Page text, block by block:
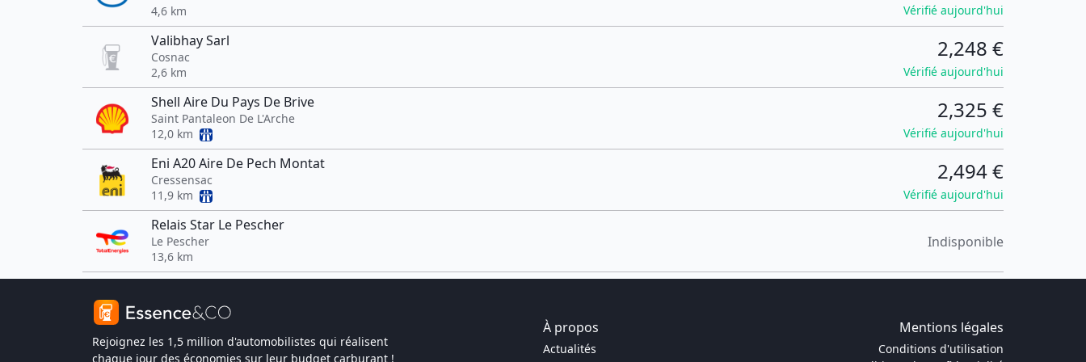
4,6 km
Vérifié aujourd'hui
Valibhay Sarl
Cosnac
2,6 km
2,248 €
Vérifié aujourd'hui
Shell Aire Du Pays De Brive
Saint Pantaleon De L'Arche
12,0 km
2,325 €
Vérifié aujourd'hui
Eni A20 Aire De Pech Montat
Cressensac
11,9 km
2,494 €
Vérifié aujourd'hui
Relais Star Le Pescher
Le Pescher
13,6 km
Indisponible
Rejoignez les 1,5 million d'automobilistes qui réalisent
chaque jour des économies sur leur budget carburant !
À propos Mentions légales
Actualités
Conditions d'utilisation